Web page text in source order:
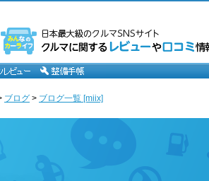
ブログ > ブログ一覧 [miix]